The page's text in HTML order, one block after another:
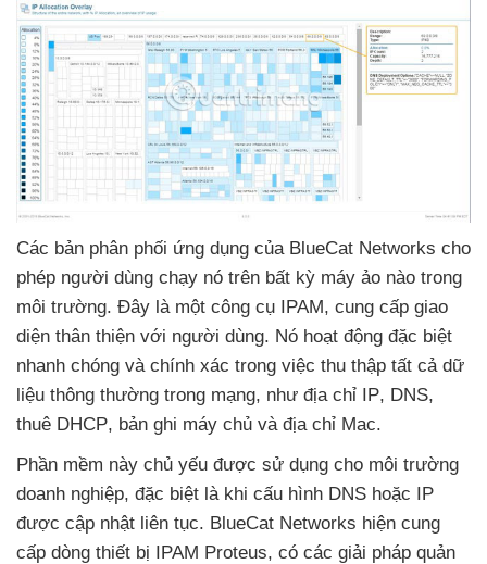
Các bản phân phối ứng dụng của BlueCat Networks cho
phép người dùng chạy nó trên bất kỳ máy ảo nào trong
môi trường. Đây là một công cụ IPAM, cung cấp giao
diện thân thiện với người dùng. Nó hoạt động đặc biệt
nhanh chóng và chính xác trong việc thu thập tất cả dữ
liệu thông thường trong mạng, như địa chỉ IP, DNS,
thuê DHCP, bản ghi máy chủ và địa chỉ Mac.
Phần mềm này chủ yếu được sử dụng cho môi trường
doanh nghiệp, đặc biệt là khi cấu hình DNS hoặc IP
được cập nhật liên tục. BlueCat Networks hiện cung
cấp dòng thiết bị IPAM Proteus, có các giải pháp quản